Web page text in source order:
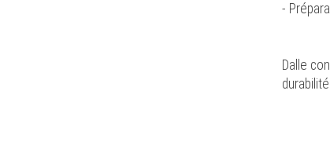
-
Dalle
durabilité.